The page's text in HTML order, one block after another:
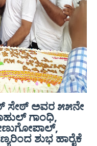
ಸೇಠ್ ಅವರ ೫೫ನೇ
ಗಾಂಧಿ,
ಶುಭ ಹಾರೈಕೆ